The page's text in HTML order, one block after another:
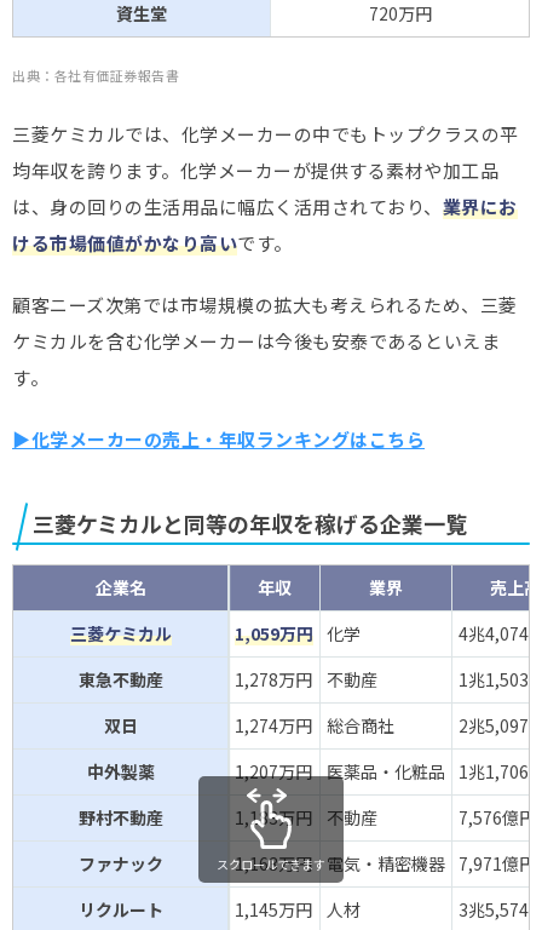
資生堂
720万円
出典：各社有価証券報告書
三菱ケミカルでは、化学メーカーの中でもトップクラスの平
均年収を誇ります。化学メーカーが提供する素材や加工品
は、身の回りの生活用品に幅広く活用されており、 業界にお
ける市場価値がかなり高いです。
顧客ニーズ次第では市場規模の拡大も考えられるため、三菱
ケミカルを含む化学メーカーは今後も安泰であるといえま
す。
▶化学メーカーの売上・年収ランキングはこちら
三菱ケミカルと同等の年収を稼げる企業一覧
企業名 年収 業界
売上高
三菱ケミカル
1,059万円 化学
4兆4,074
東急不動産
1,278万円 不動産
1兆1,503
双日
1,274万円 総合商社
2兆5,097
中外製薬
1,207万円 医薬品・化粧品
1兆1,706
野村不動産
1,183万円 不動産
7,576億円
ファナック
1,163万円 電気・精密機器 7,971億円
リクルート
1,145万円 人材
3兆5,574
スクロールできます